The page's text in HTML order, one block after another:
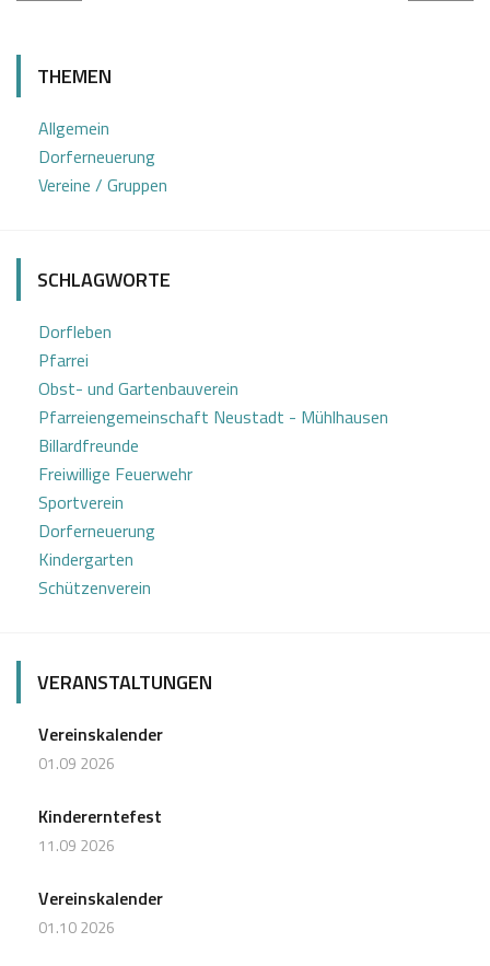
7
3
o
t
THEMEN
Allgemein
Dorferneuerung
Vereine / Gruppen
SCHLAGWORTE
Dorfleben
Pfarrei
Obst- und Gartenbauverein
Pfarreiengemeinschaft Neustadt - Mühlhausen
Billardfreunde
Freiwillige Feuerwehr
Sportverein
Dorferneuerung
Kindergarten
Schützenverein
VERANSTALTUNGEN
Vereinskalender
01.09 2026
Kindererntefest
11.09 2026
Vereinskalender
01.10 2026